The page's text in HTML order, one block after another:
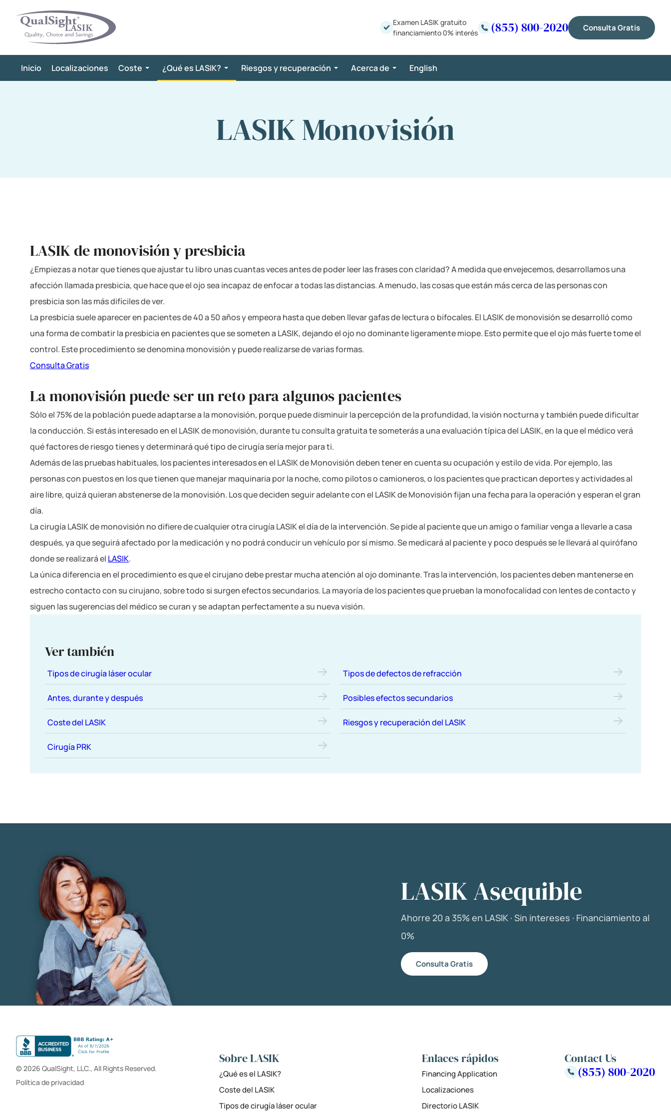
contenido
Examen LASIK gratuito
financiamiento 0% interés
(855) 800-2020 Consulta Gratis
Inicio Localizaciones Coste ¿Qué es LASIK? Riesgos y recuperación Acerca de English
LASIK Monovisión
LASIK de monovisión y presbicia
¿Empiezas a notar que tienes que ajustar tu libro unas cuantas veces antes de poder leer las frases con claridad? A medida que envejecemos, desarrollamos una
afección llamada presbicia, que hace que el ojo sea incapaz de enfocar a todas las distancias. A menudo, las cosas que están más cerca de las personas con
presbicia son las más difíciles de ver.
La presbicia suele aparecer en pacientes de 40 a 50 años y empeora hasta que deben llevar gafas de lectura o bifocales. El LASIK de monovisión se desarrolló como
una forma de combatir la presbicia en pacientes que se someten a LASIK, dejando el ojo no dominante ligeramente miope. Esto permite que el ojo más fuerte tome el
control. Este procedimiento se denomina monovisión y puede realizarse de varias formas.
Consulta Gratis
La monovisión puede ser un reto para algunos pacientes
Sólo el 75% de la población puede adaptarse a la monovisión, porque puede disminuir la percepción de la profundidad, la visión nocturna y también puede dificultar
la conducción. Si estás interesado en el LASIK de monovisión, durante tu consulta gratuita te someterás a una evaluación típica del LASIK, en la que el médico verá
qué factores de riesgo tienes y determinará qué tipo de cirugía sería mejor para ti.
Además de las pruebas habituales, los pacientes interesados en el LASIK de Monovisión deben tener en cuenta su ocupación y estilo de vida. Por ejemplo, las
personas con puestos en los que tienen que manejar maquinaria por la noche, como pilotos o camioneros, o los pacientes que practican deportes y actividades al
aire libre, quizá quieran abstenerse de la monovisión. Los que deciden seguir adelante con el LASIK de Monovisión fijan una fecha para la operación y esperan el gran
día.
La cirugía LASIK de monovisión no difiere de cualquier otra cirugía LASIK el día de la intervención. Se pide al paciente que un amigo o familiar venga a llevarle a casa
después, ya que seguirá afectado por la medicación y no podrá conducir un vehículo por sí mismo. Se medicará al paciente y poco después se le llevará al quirófano
donde se realizará el LASIK.
La única diferencia en el procedimiento es que el cirujano debe prestar mucha atención al ojo dominante. Tras la intervención, los pacientes deben mantenerse en
estrecho contacto con su cirujano, sobre todo si surgen efectos secundarios. La mayoría de los pacientes que prueban la monofocalidad con lentes de contacto y
siguen las sugerencias del médico se curan y se adaptan perfectamente a su nueva visión.
Ver también
Tipos de cirugía láser ocular Tipos de defectos de refracción
Antes, durante y después Posibles efectos secundarios
Coste del LASIK Riesgos y recuperación del LASIK
Cirugía PRK
LASIK Asequible
Ahorre 20 a 35% en LASIK · Sin intereses · Financiamiento al
0%
Consulta Gratis
© 2026 QualSight, LLC., All Rights Reserved.
Política de privacidad
Sobre LASIK
¿Qué es el LASIK?
Coste del LASIK
Tipos de cirugía láser ocular
Enlaces rápidos
Financing Application
Localizaciones
Directorio LASIK
Contact Us
(855) 800-2020